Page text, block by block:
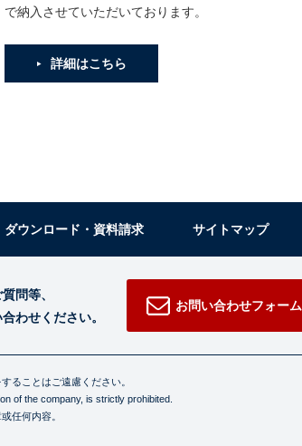
で納入させていただいております。
詳細はこちら
ダウンロード・資料請求 サイトマップ
問等、
わせください。
お問い合わせフォーム
ることはご遠慮ください。
of the company, is strictly prohibited.
任何内容。